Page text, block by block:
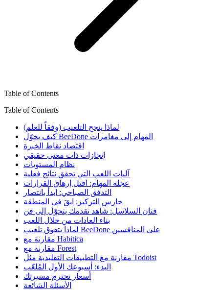
Table of Contents
Table of Contents
لماذا ينجح التلعيب (وفقاً للعلم)
كيف يحوّل BeeDone المهام إلى مغامرات
اقتصاد نقاط الخبرة
إنجازات ذات معنى حقيقي
نظام المستويات
آليات اللعب التي تحقق نتائج فعلية
عجلة المهام: اقتل إرهاق القرارات
التدفق الصباحي: ابدأ بانتصار
حارس التركيز: ابقَ في المنطقة
فنان السلاسل: شاهد تقدمك يتحوّل إلى فن
بناء العادات من خلال اللعب
لماذا يتفوق تلعيب BeeDone على المنافسين
مقارنة مع Habitica
مقارنة مع Forest
مقارنة مع التطبيقات التقليدية مثل Todoist
البدء: أسبوعك الأول المُلعّب
أسعار تحترم مسيرتك
الأسئلة الشائعة